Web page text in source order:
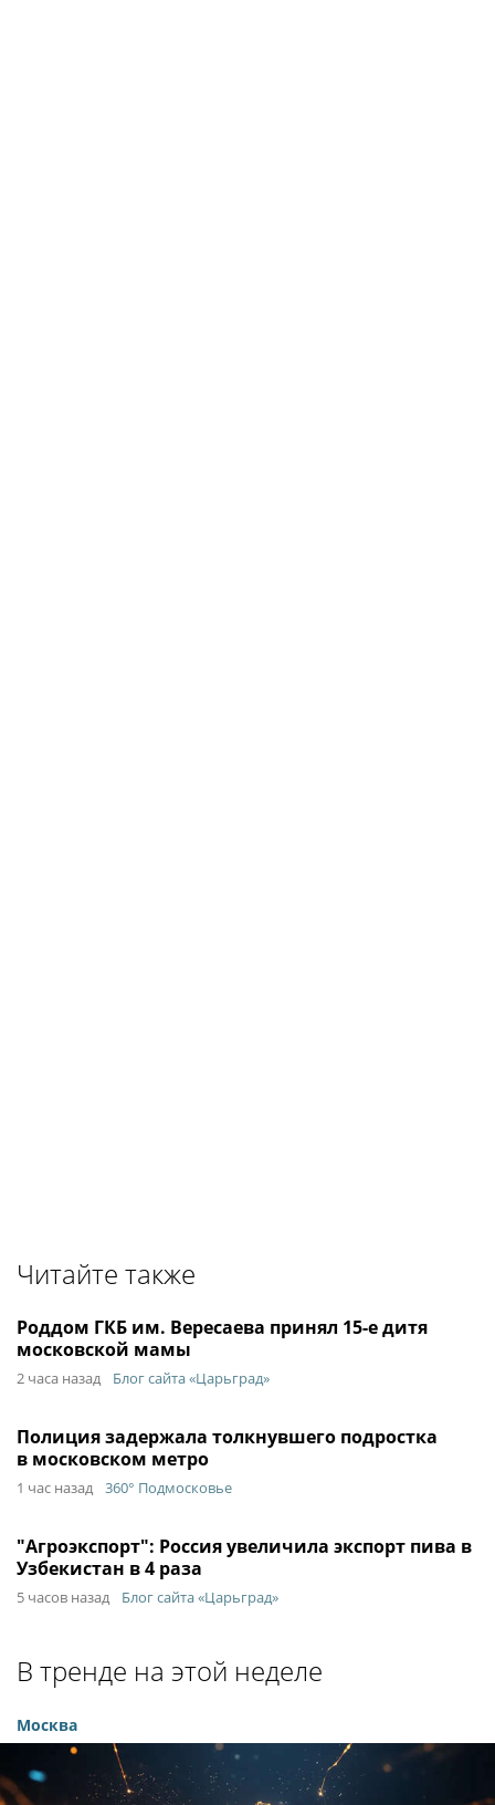
Читайте также
Роддом ГКБ им. Вересаева принял 15-е дитя
московской мамы
2 часа назад Блог сайта «Царьград»
Полиция задержала толкнувшего подростка
в московском метро
1 час назад 360° Подмосковье
"Агроэкспорт": Россия увеличила экспорт пива в
Узбекистан в 4 раза
5 часов назад Блог сайта «Царьград»
В тренде на этой неделе
Москва